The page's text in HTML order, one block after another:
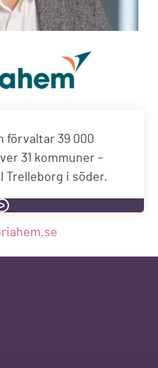
förvaltar 39 000
31 kommuner –
Trelleborg i söder.